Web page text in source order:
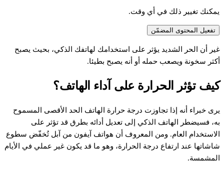
يمكنك تغيير ذلك في أي وقت.
تفعيل المحتوى المضمّن
غير أن الحر الشديد يؤثر على استخدامك لهاتفك الذكي، بحيث يصبح
أكثر سخونة ويصعب حمله أو أنه يصبح بطيئا.
كيف تؤثر الحرارة على آداء الهاتف؟
يرى خبراء أنه إذا تجاوزت درجة حرارة الهاتف الحد الأقصى المسموح
به، فسيضطر الهاتف الذكي إلى تعديل أدائه بطرق قد تؤثر على
الاستخدام العام. ومن المعروف أن هواتف آيفون من آبل تُخفّض سطوع
شاشاتها عند ارتفاع درجة الحرارة، وهو ما قد يكون غير عملي في الأيام
المشمسة.